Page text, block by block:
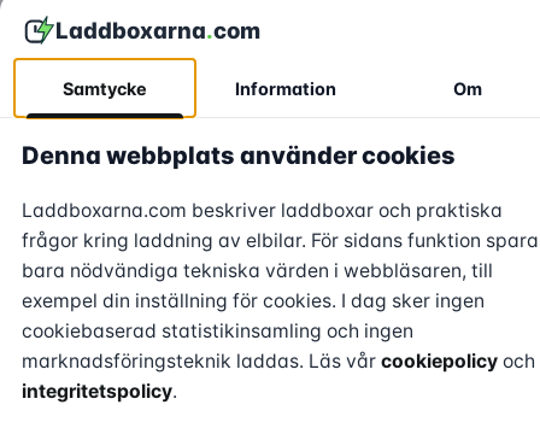
Laddboxarna.com
Samtycke Information Om
Denna webbplats använder cookies
Laddboxarna.com beskriver laddboxar och praktiska
frågor kring laddning av elbilar. För sidans funktion
bara nödvändiga tekniska värden i webbläsaren, till
exempel din inställning för cookies. I dag sker ingen
cookiebaserad statistikinsamling och ingen
marknadsföringsteknik laddas. Läs vår cookiepolicy och
integritetspolicy.